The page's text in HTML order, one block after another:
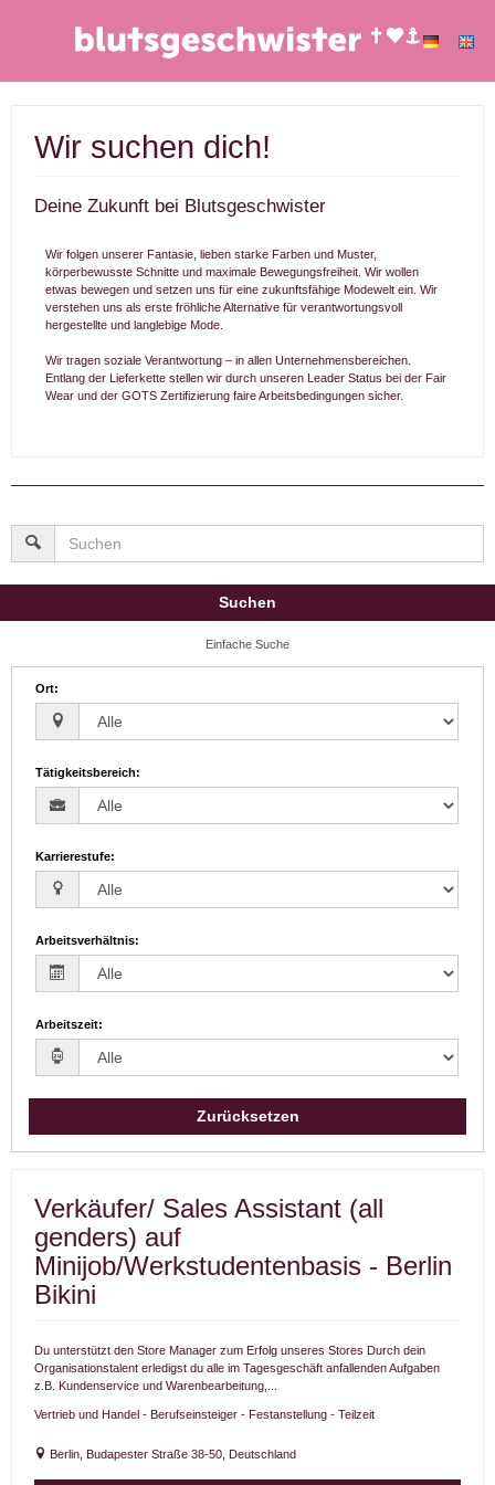
Wir suchen dich!
Deine Zukunft bei Blutsgeschwister
Wir folgen unserer Fantasie, lieben starke Farben und Muster,
körperbewusste Schnitte und maximale Bewegungsfreiheit. Wir wollen
etwas bewegen und setzen uns für eine zukunftsfähige Modewelt ein. Wir
verstehen uns als erste fröhliche Alternative für verantwortungsvoll
hergestellte und langlebige Mode.
Wir tragen soziale Verantwortung – in allen Unternehmensbereichen.
Entlang der Lieferkette stellen wir durch unseren Leader Status bei der Fair
Wear und der GOTS Zertifizierung faire Arbeitsbedingungen sicher.
Suchen
Einfache Suche
Ort:
Tätigkeitsbereich:
Karrierestufe:
Arbeitsverhältnis:
Arbeitszeit:
Zurücksetzen
Verkäufer/ Sales Assistant (all
genders) auf
Minijob/Werkstudentenbasis - Berlin
Bikini
Du unterstützt den Store Manager zum Erfolg unseres Stores Durch dein
Organisationstalent erledigst du alle im Tagesgeschäft anfallenden Aufgaben
z.B. Kundenservice und Warenbearbeitung,...
Vertrieb und Handel - Berufseinsteiger - Festanstellung - Teilzeit
Berlin, Budapester Straße 38-50, Deutschland